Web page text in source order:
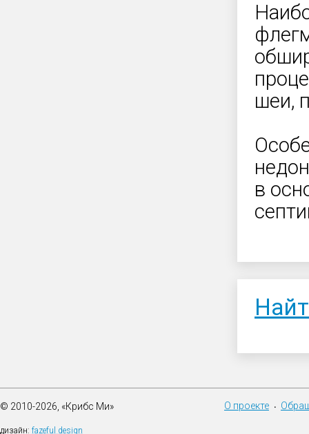
шеи,
в
© 2010-2026, «Крибс Ми»
дизайн: fazeful design
О проекте •